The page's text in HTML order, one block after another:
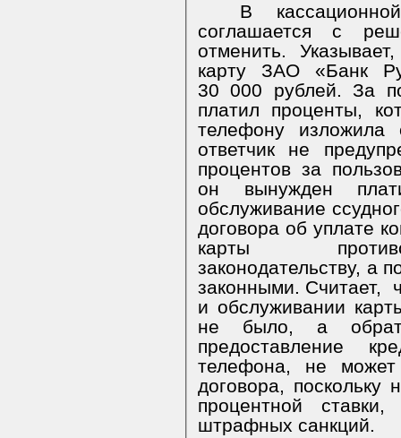
В
соглашается с
отменить.
карту ЗАО «Банк
30 000 рублей. За
платил проценты,
телефону изложила
ответчик не
процентов за
он вынужден
обслуживание
договора об уплате
карты
законодательству, а
законными. Считает,
и обслуживании
не было, а
предоставление
телефона, не
договора, поскольку
процентной
штрафных санкций.